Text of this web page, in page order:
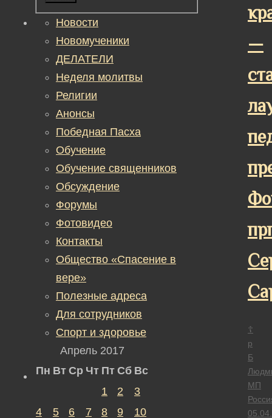
—
☦
р
Б
МП
Новости
Новомученики
ДЕЛАТЕЛИ
Неделя молитвы
Религии
Анонсы
Победная Пасха
Обучение
Обучение священников
Обсуждение
Форумы
Фотовидео
Контакты
Общество «Спасение в
вере»
Полезные адреса
Для сотрудников
Спорт и здоровье
Апрель 2017
Пн Вт Ср Чт Пт Сб Вс
1
2
3
4
5 6 7 8 9
10